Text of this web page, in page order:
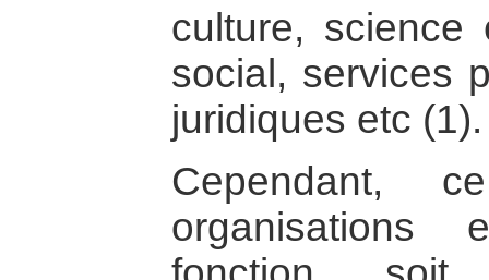
culture, science
social, services
juridiques etc (1).
Cependant,
organisations